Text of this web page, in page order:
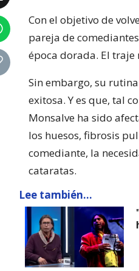
Con el objetivo de
pareja de
época dorada. El
Sin embargo, su
exitosa. Y es que, tal
Monsalve ha sido
los huesos, fibrosis
comediante, la
cataratas.
Lee también...